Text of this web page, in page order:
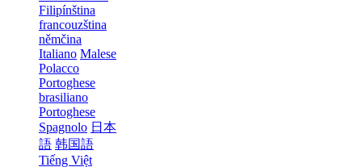
Filipínština
francouzština
němčina
Italiano Malese
Polacco
Portoghese
brasiliano
Portoghese
Spagnolo 日本
語 韩国語
Tiếng Việt